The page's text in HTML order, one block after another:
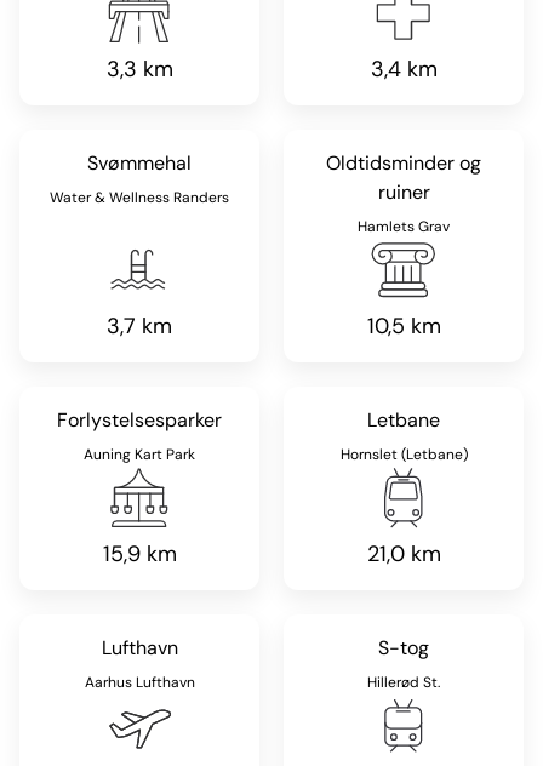
3,3 km 3,4 km
Svømmehal
Water & Wellness Randers
3,7 km
Oldtidsminder og
ruiner
Hamlets Grav
10,5 km
Forlystelsesparker
Auning Kart Park
15,9 km
Letbane
Hornslet (Letbane)
21,0 km
Lufthavn
Aarhus Lufthavn
S-tog
Hillerød St.